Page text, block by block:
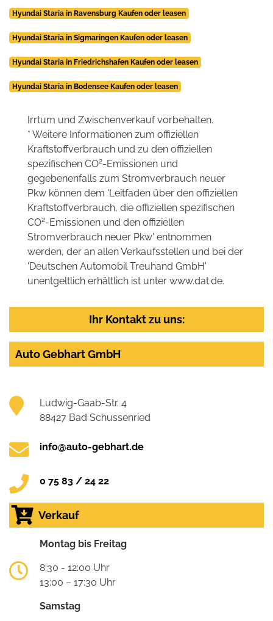
Hyundai Staria in Ravensburg Kaufen oder leasen
Hyundai Staria in Sigmaringen Kaufen oder leasen
Hyundai Staria in Friedrichshafen Kaufen oder leasen
Hyundai Staria in Bodensee Kaufen oder leasen
Irrtum und Zwischenverkauf vorbehalten.
* Weitere Informationen zum offiziellen
Kraftstoffverbrauch und zu den offiziellen
spezifischen CO2-Emissionen und
gegebenenfalls zum Stromverbrauch neuer
Pkw können dem 'Leitfaden über den offiziellen
Kraftstoffverbrauch, die offiziellen spezifischen
CO2-Emissionen und den offiziellen
Stromverbrauch neuer Pkw' entnommen
werden, der an allen Verkaufsstellen und bei der
'Deutschen Automobil Treuhand GmbH'
unentgeltlich erhältlich ist unter www.dat.de.
Ihr Kontakt zu uns:
Auto Gebhart GmbH
Ludwig-Gaab-Str. 4
88427 Bad Schussenried
info@auto-gebhart.de
0 75 83 / 24 22
Verkauf
Montag bis Freitag
8:30 - 12:00 Uhr
13:00 – 17:30 Uhr
Samstag